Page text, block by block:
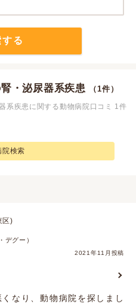
る
・泌尿器系疾患 （1件）
系疾患に関する動物病院口コミ 1件
院検索
区)
デグー）
2021年11月投稿
なり、動物病院を探しまし